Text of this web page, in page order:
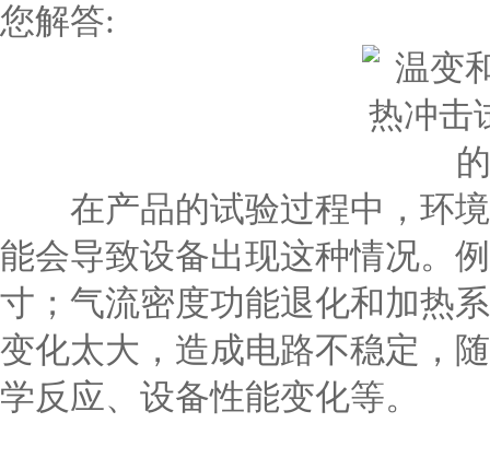
您解答:
在产品的试验过程中，环境
能会导致设备出现这种情况。
寸；气流密度功能退化和加热
变化太大，造成电路不稳定，
学反应、设备性能变化等。